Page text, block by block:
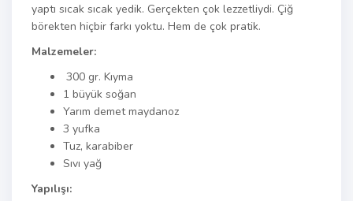
yaptı sıcak sıcak yedik. Gerçekten çok lezzetliydi. Çiğ
börekten hiçbir farkı yoktu. Hem de çok pratik.
Malzemeler:
300 gr. Kıyma
1 büyük soğan
Yarım demet maydanoz
3 yufka
Tuz, karabiber
Sıvı yağ
Yapılışı: